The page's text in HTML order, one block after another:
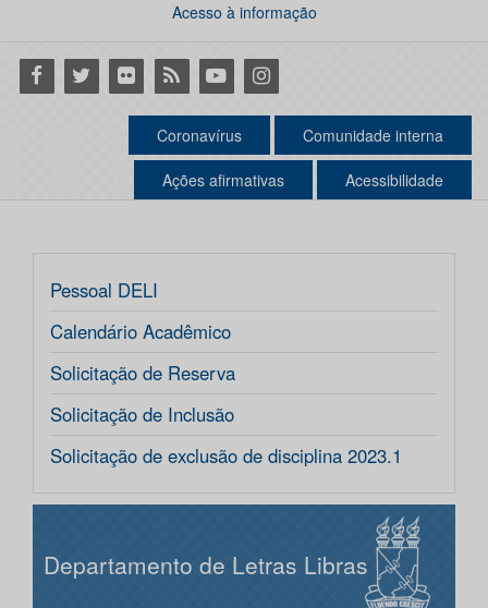
Acesso à informação
Facebook
Twitter Flickr RSS YoutubeInstagram
Coronavírus Comunidade interna
Ações afirmativas Acessibilidade
Pessoal DELI
Calendário Acadêmico
Solicitação de Reserva
Solicitação de Inclusão
Solicitação de exclusão de disciplina 2023.1
Departamento de Letras Libras